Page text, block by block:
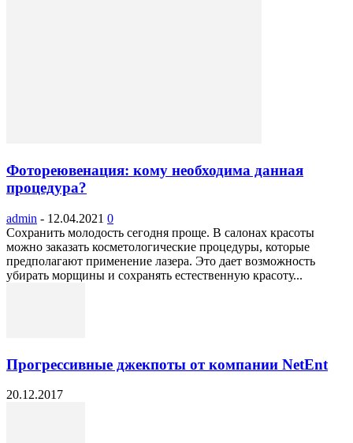
Фотореювенация: кому необходима данная
процедура?
admin - 12.04.2021 0
Сохранить молодость сегодня проще. В салонах красоты
можно заказать косметологические процедуры, которые
предполагают применение лазера. Это дает возможность
убирать морщины и сохранять естественную красоту...
Прогрессивные джекпоты от компании NetEnt
20.12.2017